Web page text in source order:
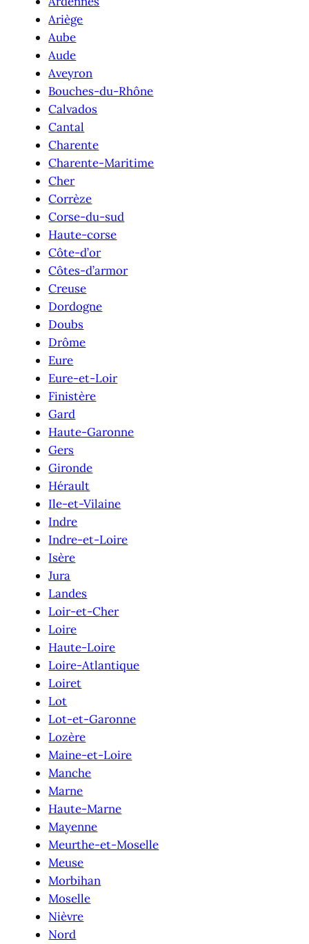
Ariège
Aube
Aude
Aveyron
Bouches-du-Rhône
Calvados
Cantal
Charente
Charente-Maritime
Cher
Corrèze
Corse-du-sud
Haute-corse
Côte-d’or
Côtes-d’armor
Creuse
Dordogne
Doubs
Drôme
Eure
Eure-et-Loir
Finistère
Gard
Haute-Garonne
Gers
Gironde
Hérault
Ile-et-Vilaine
Indre
Indre-et-Loire
Isère
Jura
Landes
Loir-et-Cher
Loire
Haute-Loire
Loire-Atlantique
Loiret
Lot
Lot-et-Garonne
Lozère
Maine-et-Loire
Manche
Marne
Haute-Marne
Mayenne
Meurthe-et-Moselle
Meuse
Morbihan
Moselle
Nièvre
Nord